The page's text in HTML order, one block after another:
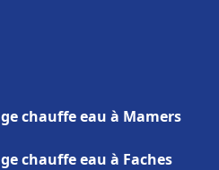
chauffe eau à Mamers
chauffe eau à Faches